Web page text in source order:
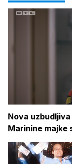
Nova
Marinine majke